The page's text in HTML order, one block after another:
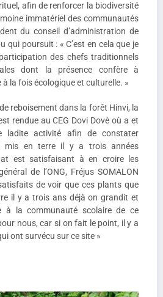
afin de renforcer la biodiversité
immatériel des communautés
du conseil d’administration de
qui poursuit : « C’est en cela que je
des chefs traditionnels
dont la présence confère à
à la fois écologique et culturelle. »
reboisement dans la forêt Hinvi, la
rendue au CEG Dovi Dovè où a et
ladite activité afin de constater
mis en terre il y a trois années
est satisfaisant à en croire les
de l’ONG, Fréjus SOMALON
de voir que ces plants que
il y a trois ans déjà on grandit et
à la communauté scolaire de ce
nous, car si on fait le point, il y a
ont survécu sur ce site »